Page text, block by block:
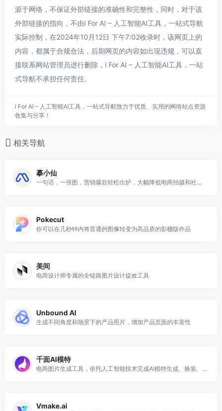
源于网络，不保证外部链接的准确性和完整性，同时，对于该
外部链接的指向，不由i For AI – 人工智能AI工具，一站式导航
实际控制，在2024年10月12日 下午7:02收录时，该网页上的
内容，都属于合规合法，后期网页的内容如出现违规，可以直
接联系网站管理员进行删除，i For AI – 人工智能AI工具，一站
式导航不承担任何责任。
i For AI – 人工智能AI工具，一站式导航致力于优质、实用的网络站点资源
收集与分享！
相关导航
摹小仙
一句话，一张图，营销爆款轻松出炉，大幅降低电商拍摄和社媒营销成本
Pokecut
你可以在几秒钟内将普通的图像转变为高品质的影棚版作品
美间
电商设计师专属的全链路图片设计提效工具
Unbound AI
生成不同角度和场景下的产品照片，增加产品页面的丰富性
千面AI模特
电商图片生成工具，依托人工智能技术完成AI模特生成、换装、一键换脸，为跨境电商提供图片解决方案。
Vmake.ai